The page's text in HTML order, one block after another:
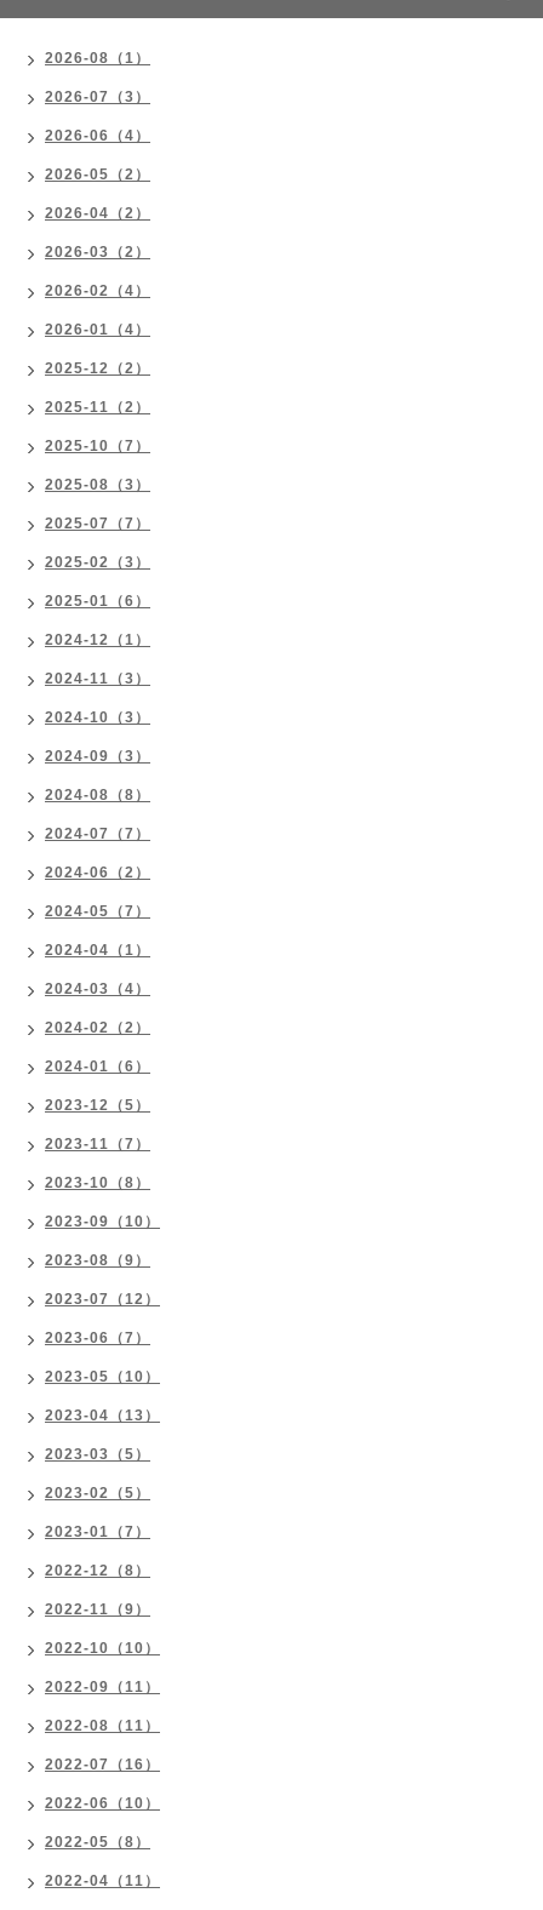
2026-08（1）
2026-07（3）
2026-06（4）
2026-05（2）
2026-04（2）
2026-03（2）
2026-02（4）
2026-01（4）
2025-12（2）
2025-11（2）
2025-10（7）
2025-08（3）
2025-07（7）
2025-02（3）
2025-01（6）
2024-12（1）
2024-11（3）
2024-10（3）
2024-09（3）
2024-08（8）
2024-07（7）
2024-06（2）
2024-05（7）
2024-04（1）
2024-03（4）
2024-02（2）
2024-01（6）
2023-12（5）
2023-11（7）
2023-10（8）
2023-09（10）
2023-08（9）
2023-07（12）
2023-06（7）
2023-05（10）
2023-04（13）
2023-03（5）
2023-02（5）
2023-01（7）
2022-12（8）
2022-11（9）
2022-10（10）
2022-09（11）
2022-08（11）
2022-07（16）
2022-06（10）
2022-05（8）
2022-04（11）